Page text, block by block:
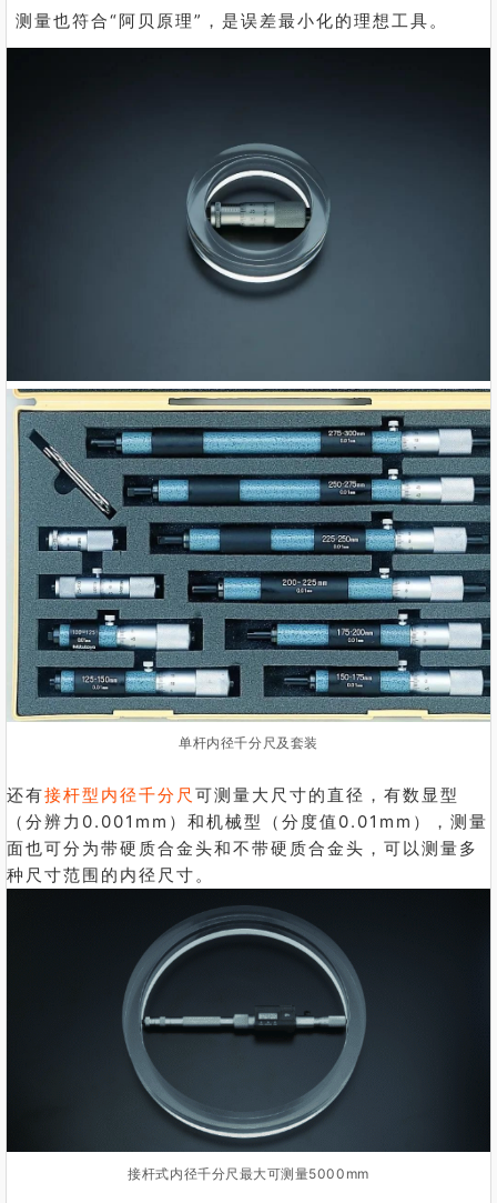
测量也符合“阿贝原理”，是误差最小化的理想工具。
单杆内径千分尺及套装
还有接杆型内径千分尺 可测量大尺寸的直径，有数显型
（分辨力0.001mm）和机械型（分度值0.01mm），测量
面也可分为带硬质合金头和不带硬质合金头，可以测量多
种尺寸范围的内径尺寸。
接杆式内径千分尺最大可测量5000mm